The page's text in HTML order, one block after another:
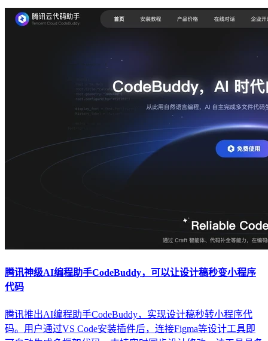
腾讯神级AI编程助手CodeBuddy，可以让设计稿秒变小程序
代码
腾讯推出AI编程助手CodeBuddy，实现设计稿秒转小程序代
码。用户通过VS Code安装插件后，连接Figma等设计工具即